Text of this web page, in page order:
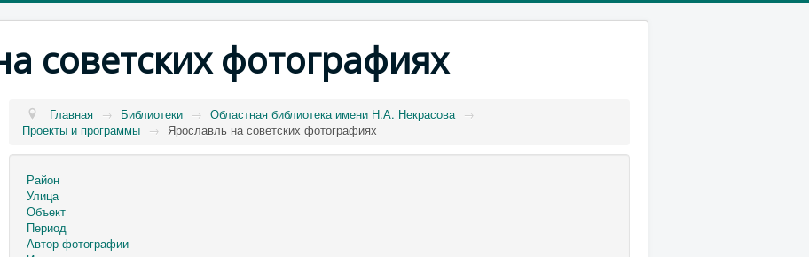
советских фотографиях
Главная → Библиотеки → Областная библиотека имени Н.А. Некрасова →
Проекты и программы → Ярославль на советских фотографиях
Район
Улица
Объект
Период
Автор фотографии